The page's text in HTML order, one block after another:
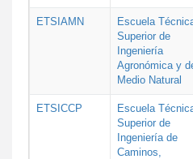
ETSIAMN
Escuela
Superior de
Ingeniería
Agronómica y
Medio Natural
ETSICCP
Escuela
Superior de
Ingeniería de
Caminos,